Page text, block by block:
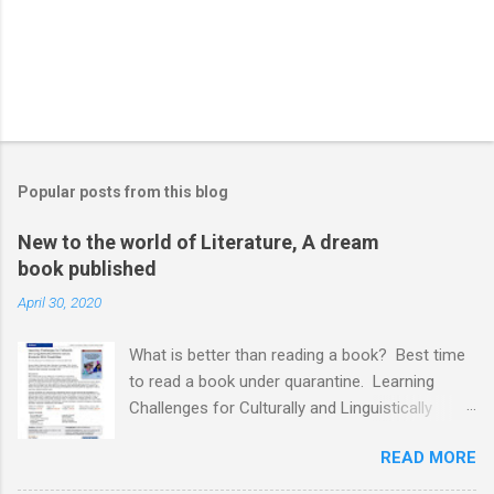
Popular posts from this blog
New to the world of Literature, A dream
book published
April 30, 2020
What is better than reading a book? Best time
to read a book under quarantine. Learning
Challenges for Culturally and Linguistically
book published by IGI Global: International
Publisher of Information Science and
READ MORE